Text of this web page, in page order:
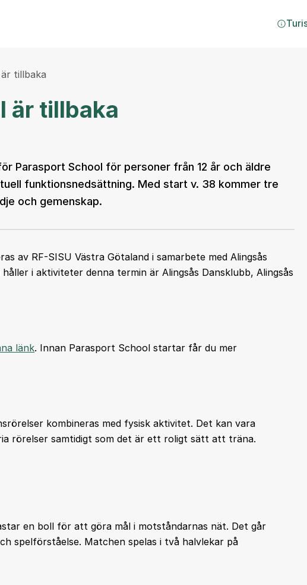
tillbaka
är tillbaka
Parasport School för personer från 12 år och äldre
funktionsnedsättning. Med start v. 38 kommer tre
och gemenskap.
av RF-SISU Västra Götaland i samarbete med Alingsås
i aktiviteter denna termin är Alingsås Dansklubb, Alingsås
länk. Innan Parasport School startar får du mer
kombineras med fysisk aktivitet. Det kan vara
rörelser samtidigt som det är ett roligt sätt att träna.
en boll för att göra mål i motståndarnas nät. Det går
spelförståelse. Matchen spelas i två halvlekar på